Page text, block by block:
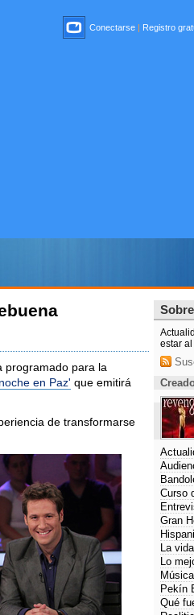
Conectarse | Registro
programado para la
en Paz' que emitirá
de transformarse
estar
Curso
Gran
La
Lo
Música
Pekín
Qué